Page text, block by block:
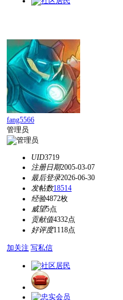
fang5566
管理员
UID3719
注册日期2005-03-07
最后登录2026-06-30
发帖数18514
经验4872枚
威望5点
贡献值4332点
好评度1118点
加关注 写私信